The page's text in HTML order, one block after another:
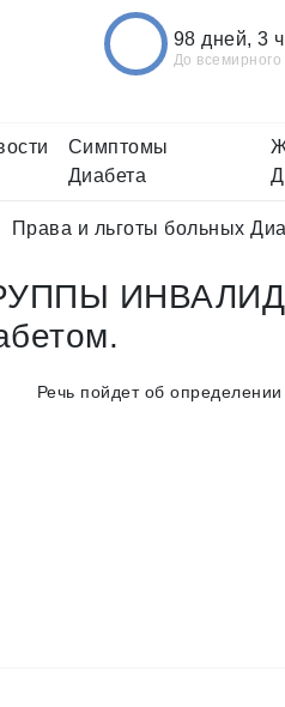
98 дней, 3
До
Симптомы
Диабета
Права и льготы больных
Речь пойдет об